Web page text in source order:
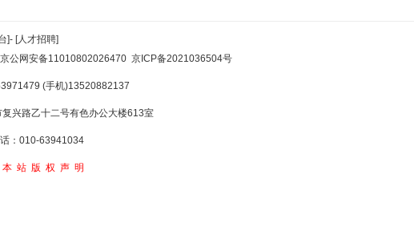
]- [人才招聘]
京公网安备11010802026470 京ICP备2021036504号
(手机)13520882137
兴路乙十二号有色办公大楼613室
：010-63941034
本站版权声明